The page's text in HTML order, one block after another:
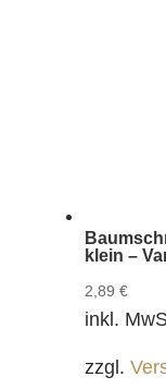
klein –
2,89 €
inkl.
zzgl.